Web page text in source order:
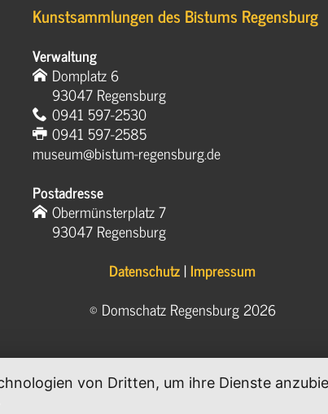
Kunstsammlungen des Bistums Regensburg
Verwaltung
Domplatz 6
93047 Regensburg
0941 597-2530
0941 597-2585
museum@bistum-regensburg.de
Postadresse
Obermünsterplatz 7
93047 Regensburg
Datenschutz|Impressum
© Domschatz Regensburg 2026
von Dritten, um ihre Dienste